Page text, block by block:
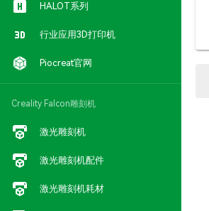
HALOT系列
行业应用3D打印机
Piocreat官网
Creality Falcon雕刻机
激光雕刻机
激光雕刻机配件
激光雕刻机耗材